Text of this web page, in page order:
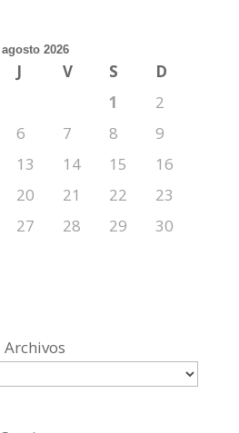
agosto 2026
J V S
D
1
2
6 7 8
9
13 14 15
16
20 21 22
23
27 28 29
30
Archivos